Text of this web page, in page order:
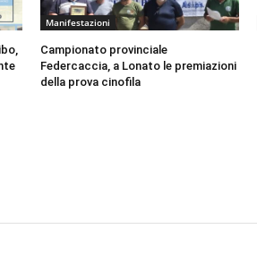
Manifestazioni
Campionato provinciale
Federcaccia, a Lonato le premiazioni
della prova cinofila